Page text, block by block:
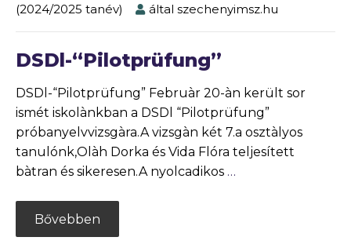
(2024/2025 tanév)
által szechenyimsz.hu
DSDl-“Pilotprüfung”
DSDl-“Pilotprüfung” Februàr 20-àn került sor
ismét iskolànkban a DSDl “Pilotprüfung”
próbanyelvvizsgàra.A vizsgàn két 7.a osztàlyos
tanulónk,Olàh Dorka és Vida Flóra teljesített
bàtran és sikeresen.A nyolcadikos …
Bővebben